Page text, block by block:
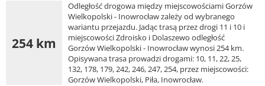
254 km
Odległość drogowa między miejscowościami Gorzów
Wielkopolski - Inowrocław zależy od wybranego
wariantu przejazdu. Jadąc trasą przez drogi 11 i 10 i
miejscowości Zdroisko i Dolaszewo odległość
Gorzów Wielkopolski - Inowrocław wynosi 254 km.
Opisywana trasa prowadzi drogami: 10, 11, 22, 25,
132, 178, 179, 242, 246, 247, 254, przez miejscowości:
Gorzów Wielkopolski, Piła, Inowrocław.